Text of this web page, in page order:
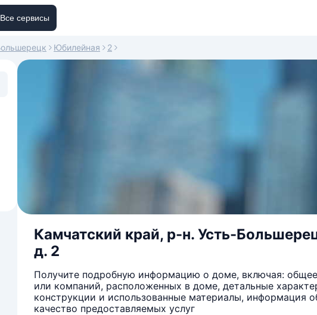
Все сервисы
Юбилейная 2
Камчатский край, р-н. Усть-
д. 2
Получите подробную информацию о доме, включая:
или компаний, расположенных в доме, детальные
конструкции и использованные материалы, информация
качество предоставляемых услуг